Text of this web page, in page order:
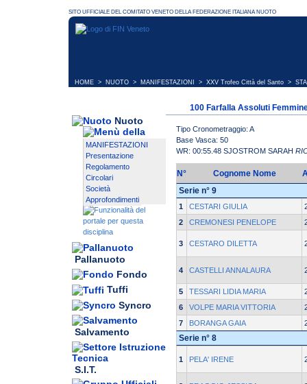
HOME > NUOTO > MANIFESTAZIONI > XXV Trofeo Città del Santo >
Nuoto
MANIFESTAZIONI
Presentazione
Regolamento
Circolari
Società
Approfondimenti
Pallanuoto
Fondo
Tuffi
Syncro
Salvamento
S.I.T.
100 Farfalla Assoluti
Tipo Cronometraggio: A
Base Vasca: 50
WR: 00:55.48 SJOSTROM SARAH
N° Cognome Nome
Serie n° 9
1 CESTARI GIULIA
2
CREMONESI PENELOPE
3 CESTARO DILETTA
4 CASTELLI ANNALAURA
5 TESSARI LIDIA MARIA
6
VOLPE MARIA VITTORIA
7
BORANGA GAIA
Serie n° 8
1 PELA' IRENE